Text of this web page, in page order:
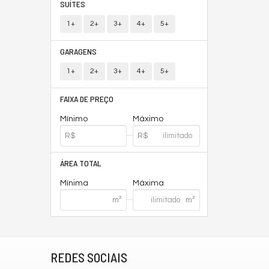
SUÍTES
1+ 2+ 3+ 4+ 5+
GARAGENS
1+ 2+ 3+ 4+ 5+
FAIXA DE PREÇO
Mínimo Máximo
ÁREA TOTAL
Mínima Máxima
REDES SOCIAIS